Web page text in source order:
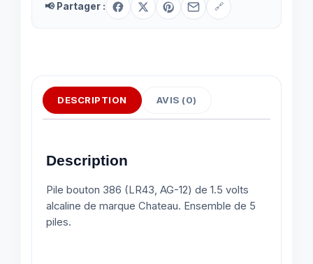
📢 Partager : 🔗
DESCRIPTION AVIS (0)
Description
Pile bouton 386 (LR43, AG-12) de 1.5 volts
alcaline de marque Chateau. Ensemble de 5
piles.